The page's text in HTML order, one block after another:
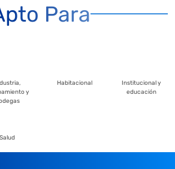
Para
y
Habitacional
Institucional y
educación
Salud